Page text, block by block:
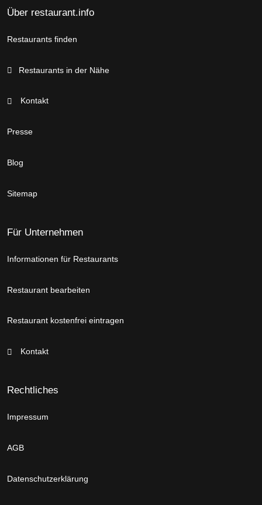
Über restaurant.info
Restaurants finden
Restaurants in der Nähe
Kontakt
Presse
Blog
Sitemap
Für Unternehmen
Informationen für Restaurants
Restaurant bearbeiten
Restaurant kostenfrei eintragen
Kontakt
Rechtliches
Impressum
AGB
Datenschutzerklärung